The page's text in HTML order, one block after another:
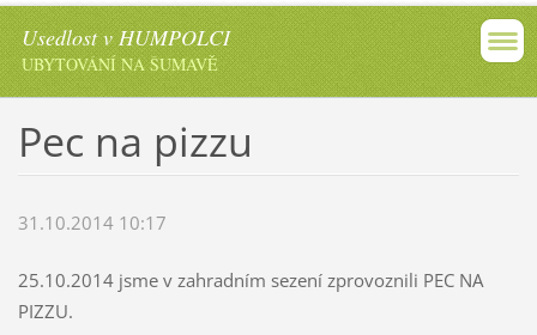
Usedlost v HUMPOLCI
UBYTOVÁNÍ NA ŠUMAVĚ
Pec na pizzu
31.10.2014 10:17
25.10.2014 jsme v zahradním sezení zprovoznili PEC NA
PIZZU.